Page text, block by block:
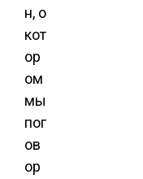
н, о
кот
ор
ом
мы
пог
ов
ор